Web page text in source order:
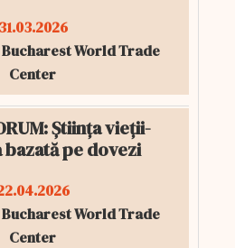
31.03.2026
World Trade
Center
Știința vieții-
bazată pe dovezi
World Trade
Center